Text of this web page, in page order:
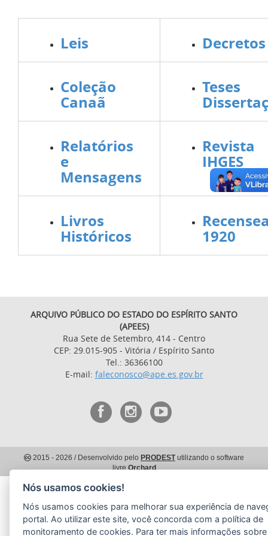
Leis Decretos
Coleção
Canaã
Relatórios
e
Mensagens
IHGES
Livros
Históricos 1920
ARQUIVO PÚBLICO DO ESTADO DO ESPÍRITO SANTO
(APEES)
Rua Sete de Setembro, 414 - Centro
CEP: 29.015-905 - Vitória / Espírito Santo
Tel.: 36366100
E-mail: faleconosco@ape.es.gov.br
2015 - 2026 / Desenvolvido pelo PRODESTutilizando o software
livre Orchard
Nós usamos cookies!
Nós usamos cookies para melhorar sua experiência de
portal. Ao utilizar este site, você concorda com a política de
monitoramento de cookies. Para ter mais informações